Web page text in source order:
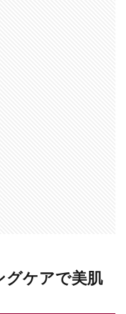
グケアで美肌